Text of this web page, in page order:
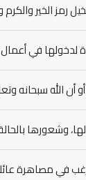
رمز الخير والكرم
في أعمال
الله سبحانه
وشعورها
في مصاهرة